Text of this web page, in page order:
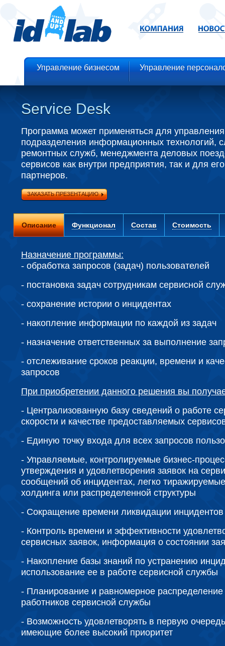
Управление бизнесом Управление
Service Desk
Программа может применяться для
подразделения информационных технологий,
ремонтных служб, менеджмента деловых
сервисов как внутри предприятия, так и для
партнеров.
ЗАКАЗАТЬ ПРЕЗЕНТАЦИЮ
Описание Функционал Состав Стоимость
Назначение программы:
- обработка запросов (задач) пользователей
- постановка задач сотрудникам сервисной
- сохранение истории о инцидентах
- накопление информации по каждой из задач
- назначение ответственных за выполнение
- отслеживание сроков реакции, времени и
запросов
При приобретении данного решения вы
- Централизованную базу сведений о работе
скорости и качестве предоставляемых
- Единую точку входа для всех запросов
- Управляемые, контролируемые бизнес-
утверждения и удовлетворения заявок на
сообщений об инцидентах, легко
холдинга или распределенной структуры
- Сокращение времени ликвидации инцидентов
- Контроль времени и эффективности
сервисных заявок, информация о состоянии
- Накопление базы знаний по устранению
использование ее в работе сервисной службы
- Планирование и равномерное распределение
работников сервисной службы
- Возможность удовлетворять в первую
имеющие более высокий приоритет